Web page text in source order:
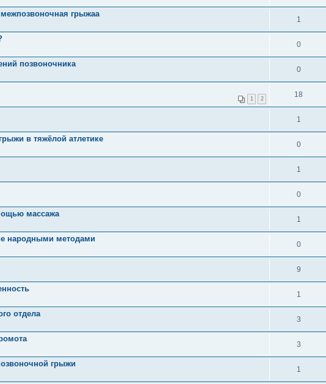
грыжаа
1
0
позвоночника
0
1 2 18
1
в тяжёлой атлетике
0
1
0
массажа
1
народными методами
0
9
1
отдела
3
3
грыжи
1